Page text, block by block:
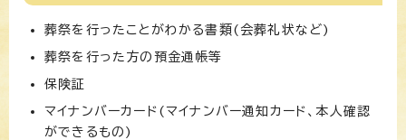
葬祭を行ったことがわかる書類(会葬礼状など)
葬祭を行った方の預金通帳等
保険証
マイナンバーカード(マイナンバー通知カード、本人確認
ができるもの)